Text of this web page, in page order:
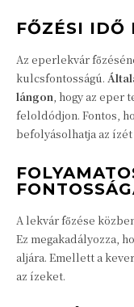
FŐZÉSI IDŐ
Az eperlekvár
kulcsfontosságú.
lángon, hogy az eper
feloldódjon. Fontos,
befolyásolhatja az ízét
A lekvár főzése
Ez megakadályozza,
aljára. Emellett a
az ízeket.